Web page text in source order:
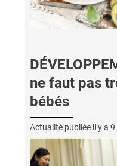
ne faut pas
bébés
Actualité publiée il y a 9